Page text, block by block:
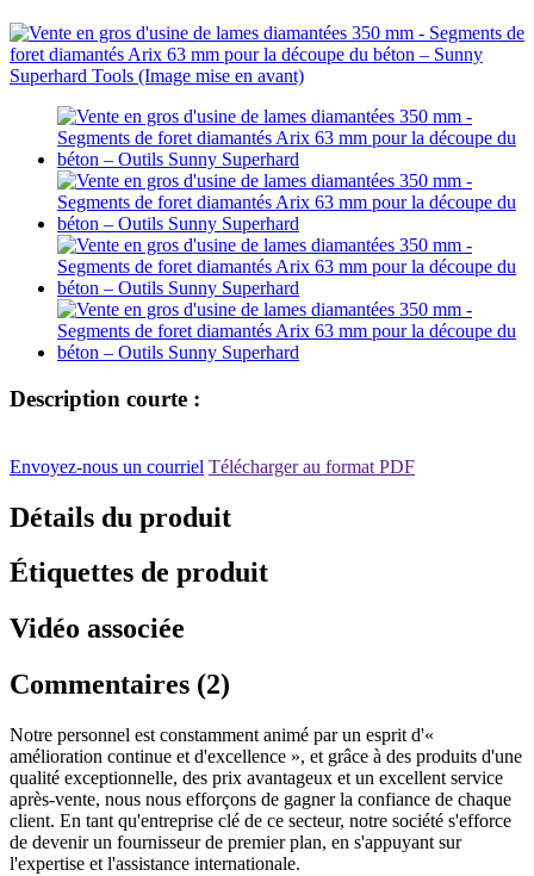
Description courte :
Envoyez-nous un courriel Télécharger au format PDF
Détails du produit
Étiquettes de produit
Vidéo associée
Commentaires (2)
Notre personnel est constamment animé par un esprit d'«
amélioration continue et d'excellence », et grâce à des produits d'une
qualité exceptionnelle, des prix avantageux et un excellent service
après-vente, nous nous efforçons de gagner la confiance de chaque
client. En tant qu'entreprise clé de ce secteur, notre société s'efforce
de devenir un fournisseur de premier plan, en s'appuyant sur
l'expertise et l'assistance internationale.